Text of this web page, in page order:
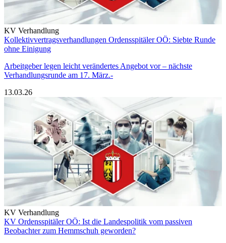
KV Verhandlung
Kollektivvertragsverhandlungen Ordensspitäler OÖ: Siebte Runde
ohne Einigung
Arbeitgeber legen leicht verändertes Angebot vor – nächste
Verhandlungsrunde am 17. März.-
13.03.26
KV Verhandlung
KV Ordensspitäler OÖ: Ist die Landespolitik vom passiven
Beobachter zum Hemmschuh geworden?